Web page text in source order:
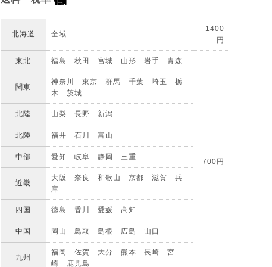
北海道 全域
1400
円
東北 福島 秋田 宮城 山形 岩手 青森
700円
関東
神奈川 東京 群馬 千葉 埼玉 栃
木 茨城
北陸 山梨 長野 新潟
北陸 福井 石川 富山
中部 愛知 岐阜 静岡 三重
近畿
大阪 奈良 和歌山 京都 滋賀 兵
庫
四国 徳島 香川 愛媛 高知
中国 岡山 鳥取 島根 広島 山口
九州
福岡 佐賀 大分 熊本 長崎 宮
崎 鹿児島